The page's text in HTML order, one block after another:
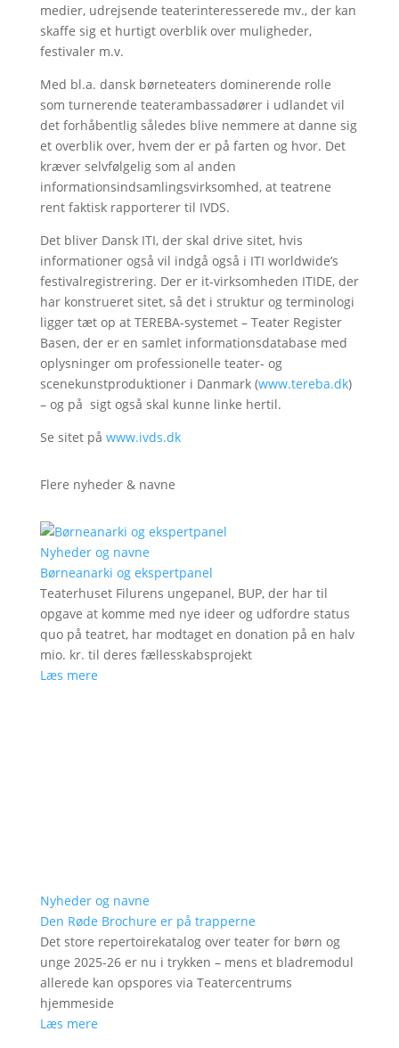
medier, udrejsende teaterinteresserede mv., der kan
skaffe sig et hurtigt overblik over muligheder,
festivaler m.v.
Med bl.a. dansk børneteaters dominerende rolle
som turnerende teaterambassadører i udlandet vil
det forhåbentlig således blive nemmere at danne sig
et overblik over, hvem der er på farten og hvor. Det
kræver selvfølgelig som al anden
informationsindsamlingsvirksomhed, at teatrene
rent faktisk rapporterer til IVDS.
Det bliver Dansk ITI, der skal drive sitet, hvis
informationer også vil indgå også i ITI worldwide’s
festivalregistrering. Der er it-virksomheden ITIDE, der
har konstrueret sitet, så det i struktur og terminologi
ligger tæt op at TEREBA-systemet – Teater Register
Basen, der er en samlet informationsdatabase med
oplysninger om professionelle teater- og
scenekunstproduktioner i Danmark (www.tereba.dk)
– og på sigt også skal kunne linke hertil.
Se sitet på www.ivds.dk
Flere nyheder & navne
Nyheder og navne
Børneanarki og ekspertpanel
Teaterhuset Filurens ungepanel, BUP, der har til
opgave at komme med nye ideer og udfordre status
quo på teatret, har modtaget en donation på en halv
mio. kr. til deres fællesskabsprojekt
Læs mere
Nyheder og navne
Den Røde Brochure er på trapperne
Det store repertoirekatalog over teater for børn og
unge 2025-26 er nu i trykken – mens et bladremodul
allerede kan opspores via Teatercentrums
hjemmeside
Læs mere